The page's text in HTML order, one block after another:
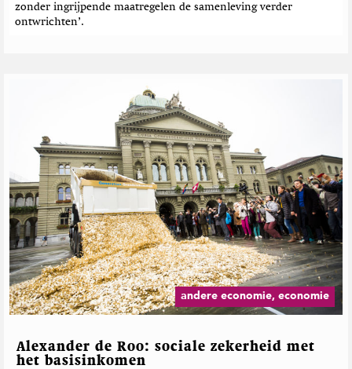
zonder ingrijpende maatregelen de samenleving verder
ontwrichten’.
andere economie, economie
Alexander de Roo: sociale zekerheid met
het basisinkomen